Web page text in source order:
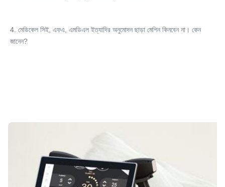
4. মেডিকেল সিই, এফএ, এমডিএল ইত্যাদির অনুমোদন ছাড়া মেশিন কিনবেন না। কেন
জানেন?